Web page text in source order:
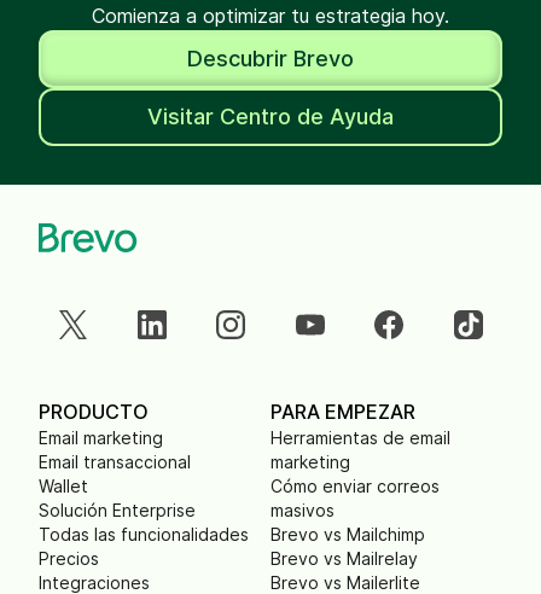
Comienza a optimizar tu estrategia hoy.
Descubrir Brevo
Visitar Centro de Ayuda
PRODUCTO
Email marketing
Email transaccional
Wallet
Solución Enterprise
Todas las funcionalidades
Precios
Integraciones
PARA EMPEZAR
Herramientas de email
marketing
Cómo enviar correos
masivos
Brevo vs Mailchimp
Brevo vs Mailrelay
Brevo vs Mailerlite